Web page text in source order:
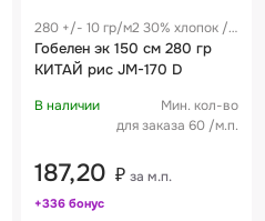
280 +/- 10 гр/м2 30% хлопок /
70% полиэстер 0.26 м
Гобелен эк 150 см 280 гр
КИТАЙ рис JM-170 D
В наличии
Мин. кол-во
для заказа 60 /м.п.
187,20 ₽ за м.п.
+336 бонус